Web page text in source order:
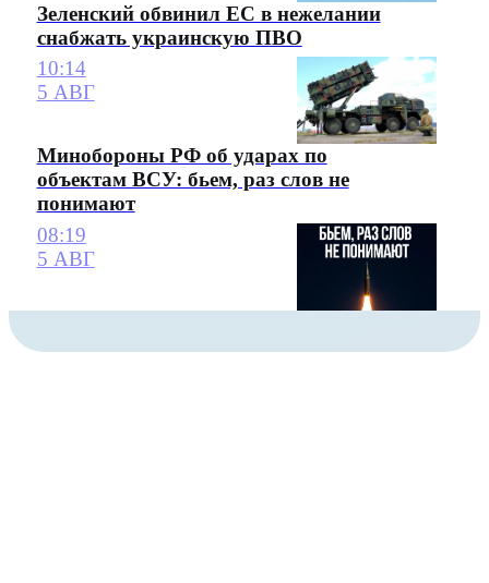
Зеленский обвинил ЕС в нежелании
снабжать украинскую ПВО
10:14
5 АВГ
Минобороны РФ об ударах по
объектам ВСУ: бьем, раз слов не
понимают
08:19
5 АВГ